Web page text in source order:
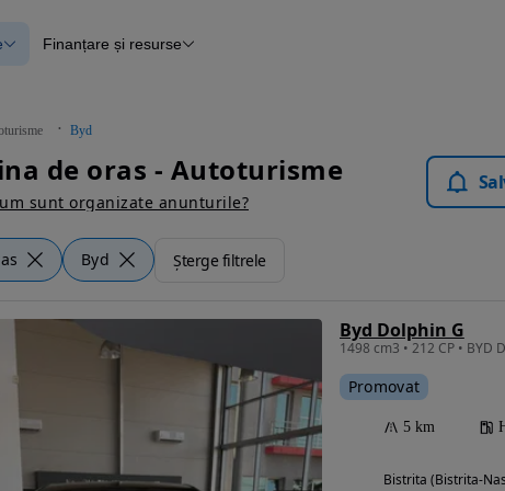
verificate
Blog Autovit.ro
Finanțare și resurse
Byd
de oras - Autoturisme
sunt organizate anunturile?
Byd Șterge filtrele
Byd Dolphin G
1498 cm3 • 212 CP • BYD
Promovat
5 km
Bistrita (Bistrita-